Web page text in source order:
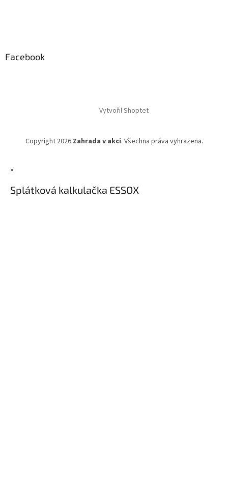
Facebook
Vytvořil Shoptet
Copyright 2026 Zahrada v akci. Všechna práva vyhrazena.
×
Splátková kalkulačka ESSOX